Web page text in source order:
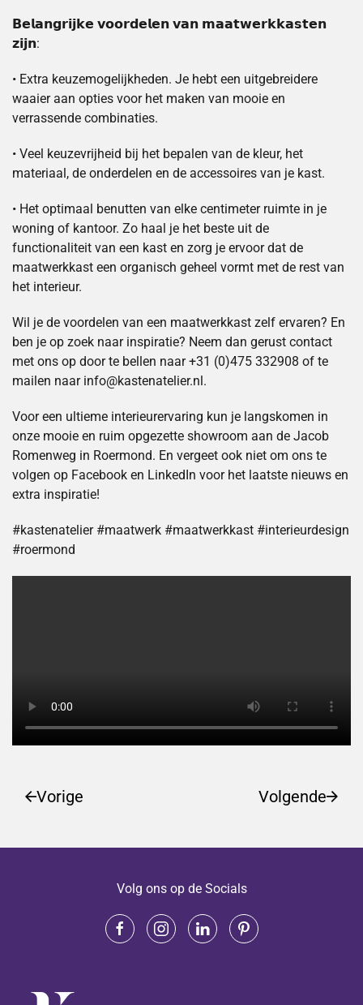
𝗕𝗲𝗹𝗮𝗻𝗴𝗿𝗶𝗷𝗸𝗲 𝘃𝗼𝗼𝗿𝗱𝗲𝗹𝗲𝗻 𝘃𝗮𝗻 𝗺𝗮𝗮𝘁𝘄𝗲𝗿𝗸𝗸𝗮𝘀𝘁𝗲𝗻
𝘇𝗶𝗷𝗻:
• Extra keuzemogelijkheden. Je hebt een uitgebreidere
waaier aan opties voor het maken van mooie en
verrassende combinaties.
• Veel keuzevrijheid bij het bepalen van de kleur, het
materiaal, de onderdelen en de accessoires van je kast.
• Het optimaal benutten van elke centimeter ruimte in je
woning of kantoor. Zo haal je het beste uit de
functionaliteit van een kast en zorg je ervoor dat de
maatwerkkast een organisch geheel vormt met de rest van
het interieur.
Wil je de voordelen van een maatwerkkast zelf ervaren? En
ben je op zoek naar inspiratie? Neem dan gerust contact
met ons op door te bellen naar +31 (0)475 332908 of te
mailen naar info@kastenatelier.nl.
Voor een ultieme interieurervaring kun je langskomen in
onze mooie en ruim opgezette showroom aan de Jacob
Romenweg in Roermond. En vergeet ook niet om ons te
volgen op Facebook en LinkedIn voor het laatste nieuws en
extra inspiratie!
#kastenatelier #maatwerk #maatwerkkast #interieurdesign
#roermond
Vorige Volgende
Volg ons op de Socials